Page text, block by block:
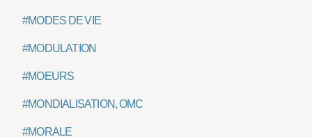
#MODES DE VIE
#MODULATION
#MOEURS
#MONDIALISATION, OMC
#MORALE